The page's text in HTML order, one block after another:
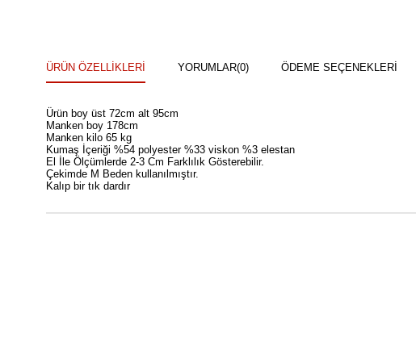
ÜRÜN ÖZELLIKLERI YORUMLAR(0) ÖDEME SEÇENEKLERI
Ürün boy üst 72cm alt 95cm
Manken boy 178cm
Manken kilo 65 kg
Kumaş İçeriği %54 polyester %33 viskon %3 elestan
El İle Ölçümlerde 2-3 Cm Farklılık Gösterebilir.
Çekimde M Beden kullanılmıştır.
Kalıp bir tık dardır